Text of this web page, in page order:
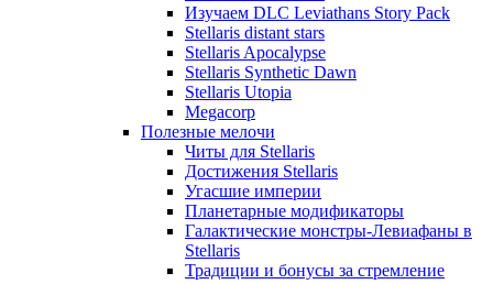
Изучаем DLC Leviathans Story Pack
Stellaris distant stars
Stellaris Apocalypse
Stellaris Synthetic Dawn
Stellaris Utopia
Megacorp
Полезные мелочи
Читы для Stellaris
Достижения Stellaris
Угасшие империи
Планетарные модификаторы
Галактические монстры-Левиафаны в
Stellaris
Традиции и бонусы за стремление